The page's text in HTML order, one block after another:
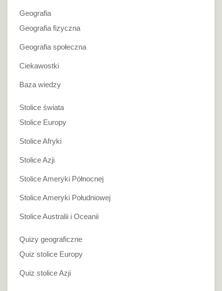
Geografia
Geografia fizyczna
Geografia społeczna
Ciekawostki
Baza wiedzy
Stolice świata
Stolice Europy
Stolice Afryki
Stolice Azji
Stolice Ameryki Północnej
Stolice Ameryki Południowej
Stolice Australii i Oceanii
Quizy geograficzne
Quiz stolice Europy
Quiz stolice Azji